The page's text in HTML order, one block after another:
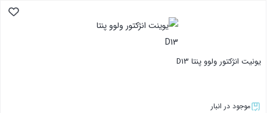
یونیت انژکتور ولوو پنتا D13
موجود در انبار